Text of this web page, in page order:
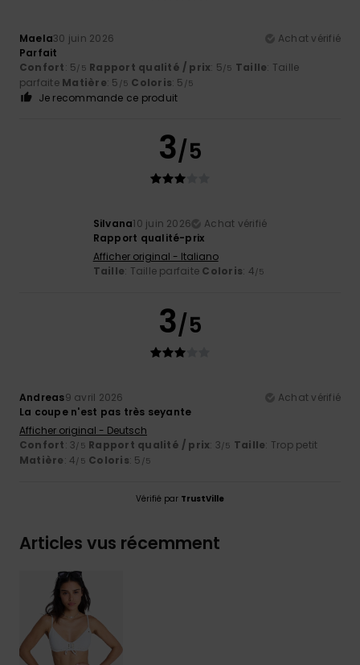
Maela30 juin 2026
Achat vérifié
Parfait
Confort: 5/5 Rapport qualité / prix: 5/5 Taille: Taille
parfaite Matière: 5 /5 Coloris: 5 /5
Je recommande ce produit
3/5
Silvana10 juin 2026
Achat vérifié
Rapport qualité-prix
Afficher original - Italiano
Taille: Taille parfaite Coloris: 4/5
3/5
Andreas9 avril 2026
Achat vérifié
La coupe n'est pas très seyante
Afficher original - Deutsch
Confort: 3/5 Rapport qualité / prix: 3/5 Taille: Trop petit
Matière: 4/5 Coloris: 5 /5
Vérifié par TrustVille
Articles vus récemment